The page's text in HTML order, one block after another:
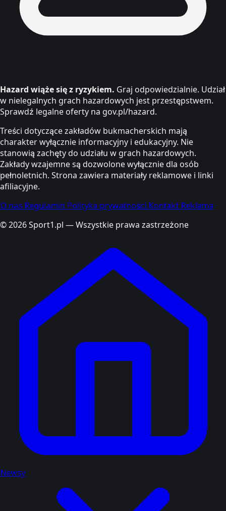
Hazard wiąże się z ryzykiem. Graj odpowiedzialnie. Udział
w nielegalnych grach hazardowych jest przestępstwem.
Sprawdź legalne oferty na gov.pl/hazard.
Treści dotyczące zakładów bukmacherskich mają
charakter wyłącznie informacyjny i edukacyjny. Nie
stanowią zachęty do udziału w grach hazardowych.
Zakłady wzajemne są dozwolone wyłącznie dla osób
pełnoletnich. Strona zawiera materiały reklamowe i linki
afiliacyjne.
O nas Regulamin Polityka prywatności Kontakt Reklama
© 2026 Sport1.pl — Wszystkie prawa zastrzeżone
Newsy